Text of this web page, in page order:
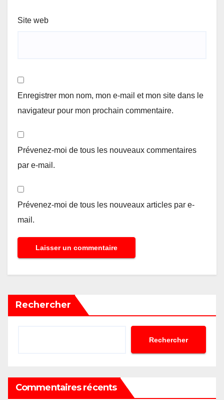
Site web
Enregistrer mon nom, mon e-mail et mon site dans le
navigateur pour mon prochain commentaire.
Prévenez-moi de tous les nouveaux commentaires
par e-mail.
Prévenez-moi de tous les nouveaux articles par e-
mail.
Rechercher
Rechercher
Commentaires récents